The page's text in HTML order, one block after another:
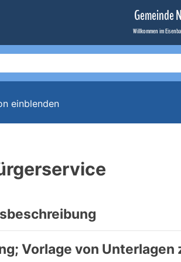
Gemeinde
Willkommen im
einblenden
Vorlage von